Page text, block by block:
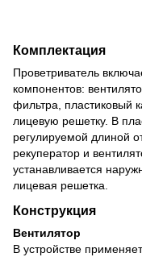
Комплектация
Проветриватель
компонентов:
фильтра, пластиковый
лицевую решетку. В
регулируемой длиной
рекуператор и
устанавливается
лицевая решетка.
Конструкция
Вентилятор
В устройстве